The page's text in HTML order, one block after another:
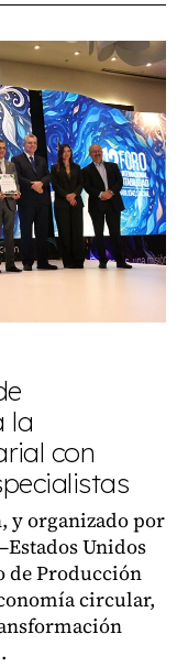
la
con
y organizado por
Unidos
de Producción
circular,